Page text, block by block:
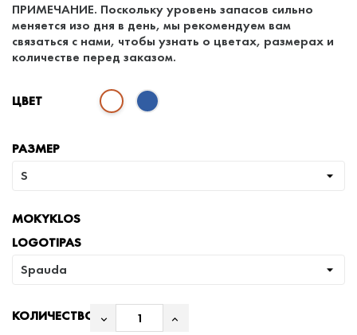
ПРИМЕЧАНИЕ. Поскольку уровень запасов сильно
меняется изо дня в день, мы рекомендуем вам
связаться с нами, чтобы узнать о цветах, размерах и
количестве перед заказом.
ЦВЕТ
РАЗМЕР
MOKYKLOS
LOGOTIPAS
КОЛИЧЕСТВО